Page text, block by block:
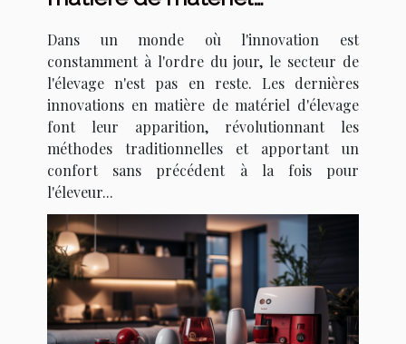
Dans un monde où l'innovation est
constamment à l'ordre du jour, le secteur de
l'élevage n'est pas en reste. Les dernières
innovations en matière de matériel d'élevage
font leur apparition, révolutionnant les
méthodes traditionnelles et apportant un
confort sans précédent à la fois pour
l'éleveur...